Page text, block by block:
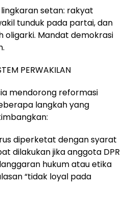
setan: rakyat
tunduk pada partai, dan
oligarki. Mandat demokrasi
PERWAKILAN
mendorong reformasi
langkah yang
diperketat dengan syarat
dilakukan jika anggota DPR
hukum atau etika
“tidak loyal pada